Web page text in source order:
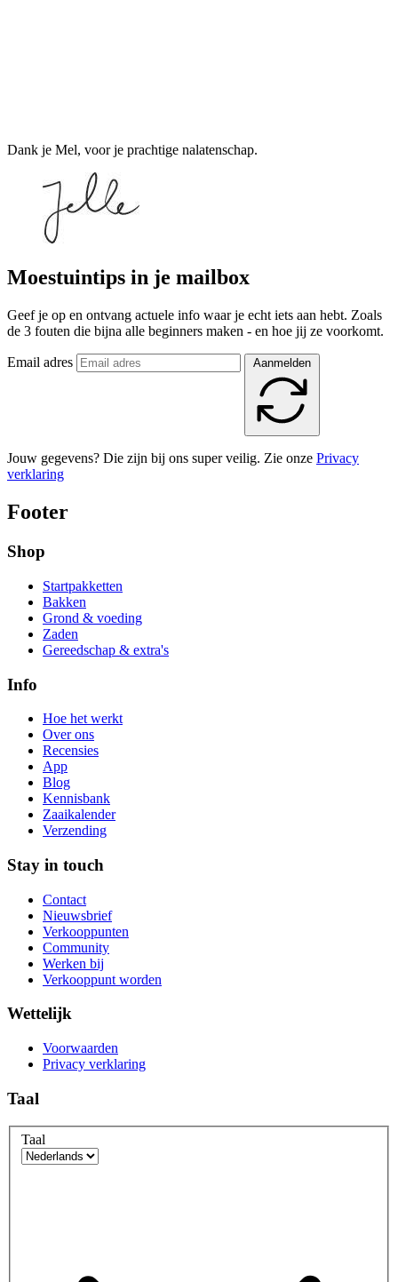
Dank je Mel, voor je prachtige nalatenschap.
Moestuintips in je mailbox
Geef je op en ontvang actuele info waar je echt iets aan hebt. Zoals
de 3 fouten die bijna alle beginners maken - en hoe jij ze voorkomt.
Email adres Aanmelden
Jouw gegevens? Die zijn bij ons super veilig. Zie onze Privacy
verklaring
Footer
Shop
Startpakketten
Bakken
Grond & voeding
Zaden
Gereedschap & extra's
Info
Hoe het werkt
Over ons
Recensies
App
Blog
Kennisbank
Zaaikalender
Verzending
Stay in touch
Contact
Nieuwsbrief
Verkooppunten
Community
Werken bij
Verkooppunt worden
Wettelijk
Voorwaarden
Privacy verklaring
Taal
Taal